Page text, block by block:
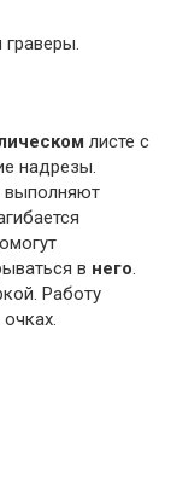
листе с
надрезы.
выполняют
в него.
Работу